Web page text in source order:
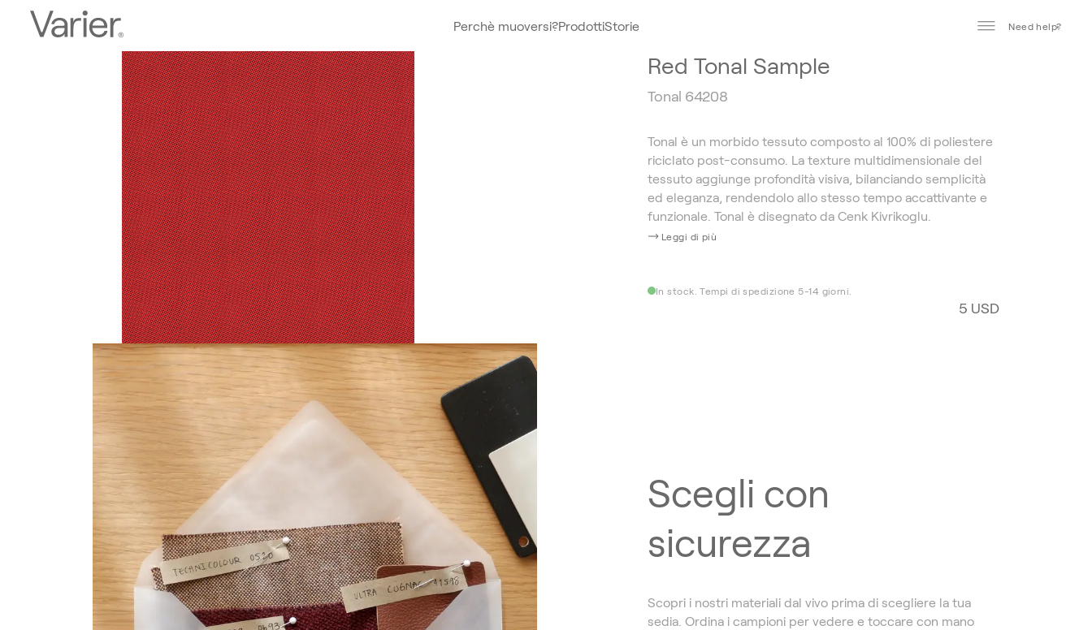
Perchè muoversi?ProdottiStorie Need help?
Red Tonal Sample
Tonal 64208
Tonal è un morbido tessuto composto al 100% di poliestere
riciclato post-consumo. La texture multidimensionale del
tessuto aggiunge profondità visiva, bilanciando semplicità
ed eleganza, rendendolo allo stesso tempo accattivante e
funzionale. Tonal è disegnato da Cenk Kivrikoglu.
Leggi di più
In stock. Tempi di spedizione 5-14 giorni.
5 USD
Scegli con
sicurezza
Scopri i nostri materiali dal vivo prima di scegliere la tua
sedia. Ordina i campioni per vedere e toccare con mano